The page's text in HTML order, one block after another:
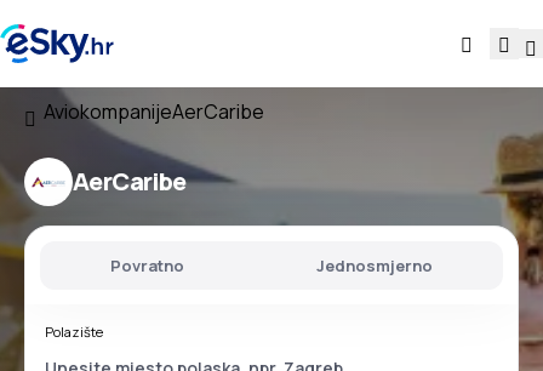
AviokompanijeAerCaribe
AerCaribe
Povratno Jednosmjerno
Polazište